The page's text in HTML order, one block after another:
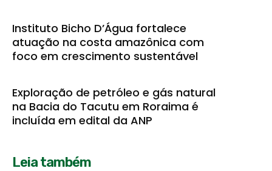
Instituto Bicho D’Água fortalece
atuação na costa amazônica com
foco em crescimento sustentável
Exploração de petróleo e gás natural
na Bacia do Tacutu em Roraima é
incluída em edital da ANP
Leia também